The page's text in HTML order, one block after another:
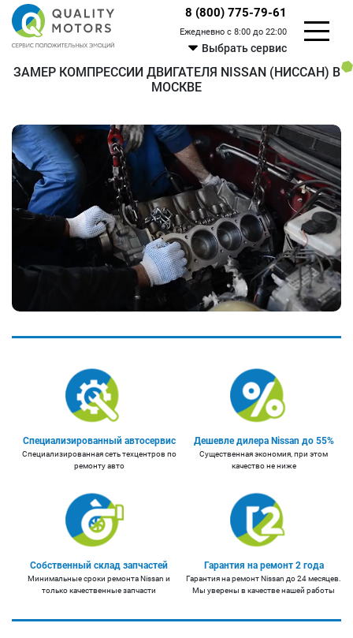
8 (800) 775-79-61
Ежедневно с 8:00 до 22:00
Выбрать сервис
ЗАМЕР КОМПРЕССИИ ДВИГАТЕЛЯ NISSAN (НИССАН) В
МОСКВЕ
Специализированный автосервис
Специализированная сеть техцентров по
ремонту авто
Дешевле дилера Nissan до 55%
Существенная экономия, при этом
качество не ниже
Собственный склад запчастей
Минимальные сроки ремонта Nissan и
только качественные запчасти
Гарантия на ремонт 2 года
Гарантия на ремонт Nissan до 24 месяцев.
Мы уверены в качестве нашей работы